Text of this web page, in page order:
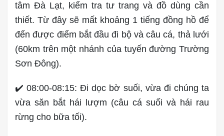
tâm Đà Lạt, kiểm tra tư trang và đồ dùng cần
thiết. Từ đây sẽ mất khoảng 1 tiếng đồng hồ để
đến được điểm bắt đầu đi bộ và câu cá, thả lưới
(60km trên một nhánh của tuyến đường Trường
Sơn Đông).
✔️ 08:00-08:15: Đi dọc bờ suối, vừa đi chúng ta
vừa săn bắt hái lượm (câu cá suối và hái rau
rừng cho bữa tối).